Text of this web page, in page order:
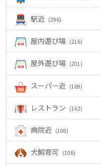
駅近 (296)
屋内遊び場 (216)
屋外遊び場 (201)
スーパー近 (169)
レストラン (142)
病院近 (108)
犬飼育可 (106)